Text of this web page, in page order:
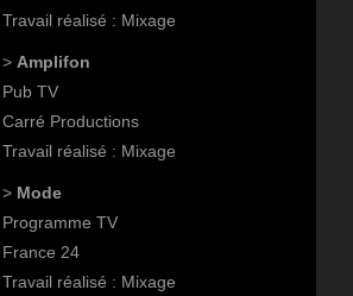
Travail réalisé : Mixage
> Amplifon
Pub TV
Carré Productions
Travail réalisé : Mixage
> Mode
Programme TV
France 24
Travail réalisé : Mixage